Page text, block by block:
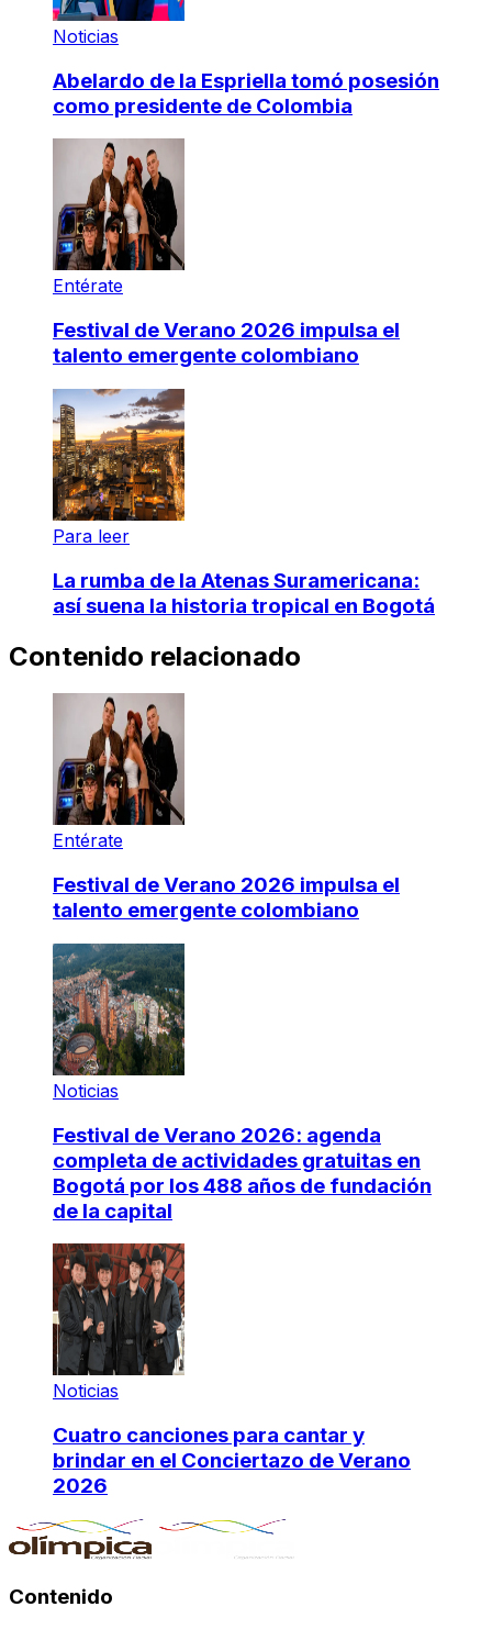
Noticias
Abelardo de la Espriella tomó posesión
como presidente de Colombia
Entérate
Festival de Verano 2026 impulsa el
talento emergente colombiano
Para leer
La rumba de la Atenas Suramericana:
así suena la historia tropical en Bogotá
Contenido relacionado
Entérate
Festival de Verano 2026 impulsa el
talento emergente colombiano
Noticias
Festival de Verano 2026: agenda
completa de actividades gratuitas en
Bogotá por los 488 años de fundación
de la capital
Noticias
Cuatro canciones para cantar y
brindar en el Conciertazo de Verano
2026
Contenido